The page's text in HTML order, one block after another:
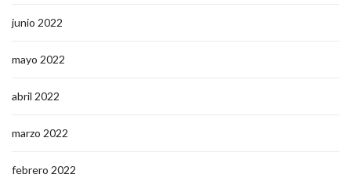
junio 2022
mayo 2022
abril 2022
marzo 2022
febrero 2022